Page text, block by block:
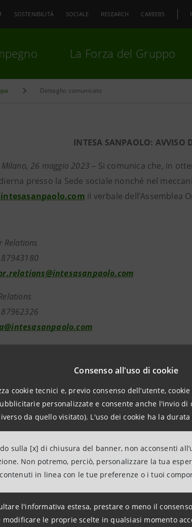
Consenso all'uso di cookie
cookie tecnici e, previo consenso dell’utente,
personalizzate e consente anche l'invio
da quello visitato). L'uso dei cookie ha la durata
sulla [x] di chiusura del banner, non acconsenti
Non potremo, perciò, personalizzare la tua
in linea con le tue preferenze o i tuoi
l'informativa estesa, prestare o meno il
modificare le proprie scelte in qualsiasi momento
SOSTENIBILITÀ SOCIALE RESEARCH CAREERS
La Forza del Gruppo
Dettaglio comunicato
INTESA SANPAOLO: AVVISO
26 maggio 2023 – Si comunica che, in
presso la Sede sociale nonché nel
il verbale dell’Assemblea
Relations
aggiornamento 26 maggio 2023 alle ore 10:59